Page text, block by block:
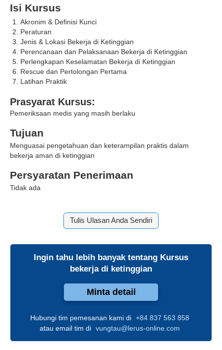
Isi Kursus
Akronim & Definisi Kunci
Peraturan
Jenis & Lokasi Bekerja di Ketinggian
Perencanaan dan Pelaksanaan Bekerja di Ketinggian
Perlengkapan Keselamatan Bekerja di Ketinggian
Rescue dan Pertolongan Pertama
Latihan Praktik
Prasyarat Kursus:
Pemeriksaan medis yang masih berlaku
Tujuan
Menguasai pengetahuan dan keterampilan praktis dalam
bekerja aman di ketinggian
Persyaratan Penerimaan
Tidak ada
Tulis Ulasan Anda Sendiri
Ingin tahu lebih banyak tentang Kursus
bekerja di ketinggian
Minta detail
Hubungi tim pemesanan kami di +84 837 563 858
atau email tim di vungtau@lerus-online.com